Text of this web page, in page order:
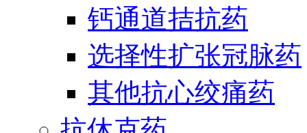
钙通道拮抗药
选择性扩张冠脉药
其他抗心绞痛药